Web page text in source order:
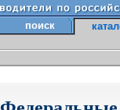
поиск